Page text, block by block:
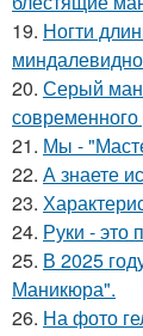
19. Ногти
20. Серый
современного
21. Мы -
22. А знаете
23.
24. Руки - это
25. В 2025
Маникюра".
26. На фото